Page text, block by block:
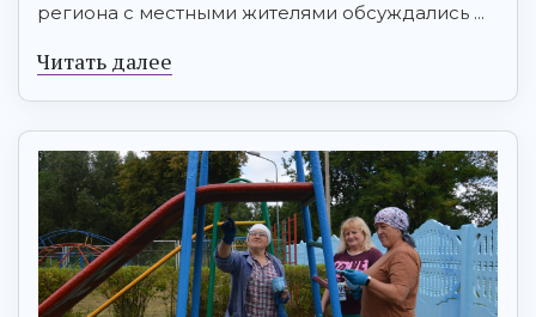
региона с местными жителями обсуждались ...
Читать далее